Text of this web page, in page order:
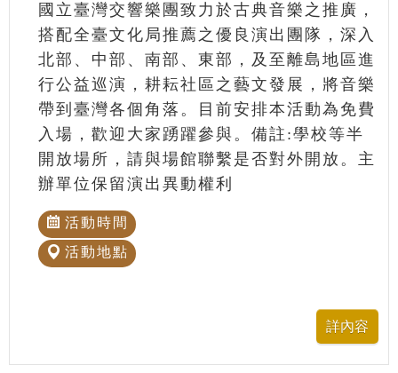
國立臺灣交響樂團致力於古典音樂之推廣，
搭配全臺文化局推薦之優良演出團隊，深入
北部、中部、南部、東部，及至離島地區進
行公益巡演，耕耘社區之藝文發展，將音樂
帶到臺灣各個角落。目前安排本活動為免費
入場，歡迎大家踴躍參與。備註:學校等半
開放場所，請與場館聯繫是否對外開放。主
辦單位保留演出異動權利
活動時間
活動地點